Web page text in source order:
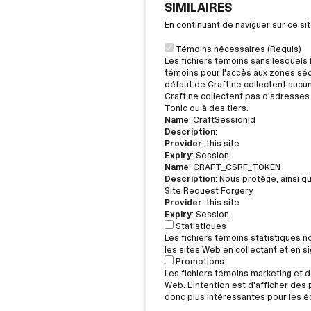
SIMILAIRES
En continuant de naviguer sur ce
Témoins nécessaires (Requis)
Les fichiers témoins sans
témoins pour l'accès aux zones
défaut de Craft ne collectent
Craft ne collectent pas d'adresses
Tonic ou à des tiers.
Name: CraftSessionId
Description:
Provider: this site
Expiry: Session
Name: CRAFT_CSRF_TOKEN
Description: Nous protège, ainsi
Site Request Forgery.
Provider: this site
Expiry: Session
Statistiques
Les fichiers témoins statistiques
les sites Web en collectant et en
Promotions
Les fichiers témoins marketing et
Web. L'intention est d'afficher
donc plus intéressantes pour les